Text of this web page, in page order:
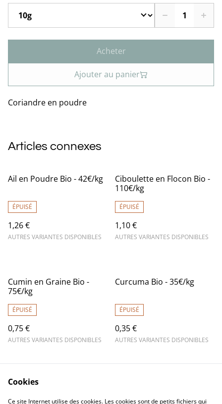
Acheter
Ajouter au panier
Coriandre en poudre
Articles connexes
Ail en Poudre Bio - 42€/kg
ÉPUISÉ
1,26 €
AUTRES VARIANTES DISPONIBLES
Ciboulette en Flocon Bio -
110€/kg
ÉPUISÉ
1,10 €
AUTRES VARIANTES DISPONIBLES
Cumin en Graine Bio -
75€/kg
ÉPUISÉ
0,75 €
AUTRES VARIANTES DISPONIBLES
Curcuma Bio - 35€/kg
ÉPUISÉ
0,35 €
AUTRES VARIANTES DISPONIBLES
Cookies
Ce site Internet utilise des cookies. Les cookies sont de petits fichiers qui